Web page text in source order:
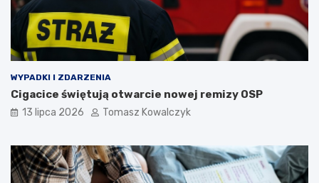
WYPADKI I ZDARZENIA
Cigacice świętują otwarcie nowej remizy OSP
13 lipca 2026 Tomasz Kowalczyk